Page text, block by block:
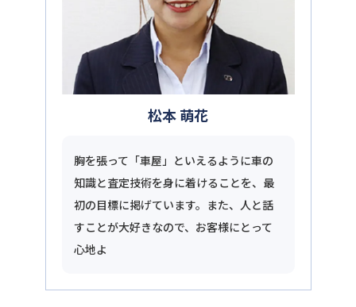
松本 萌花
胸を張って「車屋」といえるように車の
知識と査定技術を身に着けることを、最
初の目標に掲げています。また、人と話
すことが大好きなので、お客様にとって
心地よ